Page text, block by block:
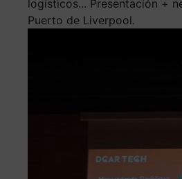
logísticos... Presentación +
Puerto de Liverpool.